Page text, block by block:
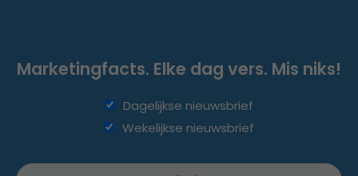
Marketingfacts. Elke dag vers. Mis niks!
Dagelijkse nieuwsbrief
Wekelijkse nieuwsbrief